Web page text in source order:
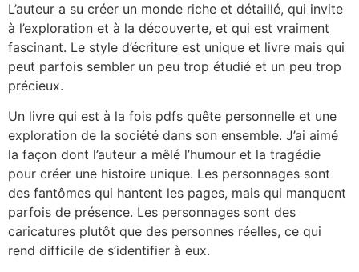
L’auteur a su créer un monde riche et détaillé, qui invite
à l’exploration et à la découverte, et qui est vraiment
fascinant. Le style d’écriture est unique et livre mais qui
peut parfois sembler un peu trop étudié et un peu trop
précieux.
Un livre qui est à la fois pdfs quête personnelle et une
exploration de la société dans son ensemble. J’ai aimé
la façon dont l’auteur a mêlé l’humour et la tragédie
pour créer une histoire unique. Les personnages sont
des fantômes qui hantent les pages, mais qui manquent
parfois de présence. Les personnages sont des
caricatures plutôt que des personnes réelles, ce qui
rend difficile de s’identifier à eux.